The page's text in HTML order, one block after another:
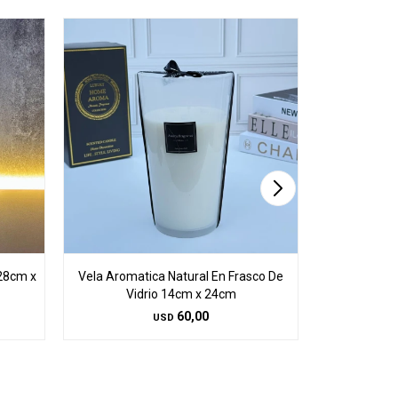
x
Vela Aromatica Natural En Frasco De
Vidrio 14cm x 24cm
USD 60,00